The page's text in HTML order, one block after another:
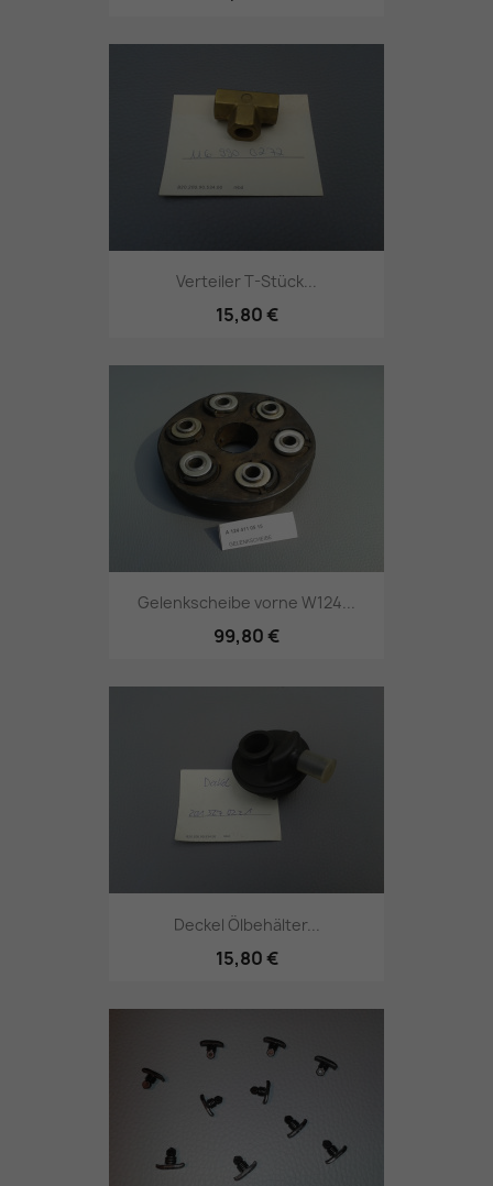
Verteiler T-Stück...
15,80 €
Gelenkscheibe vorne W124...
99,80 €
Deckel Ölbehälter...
15,80 €